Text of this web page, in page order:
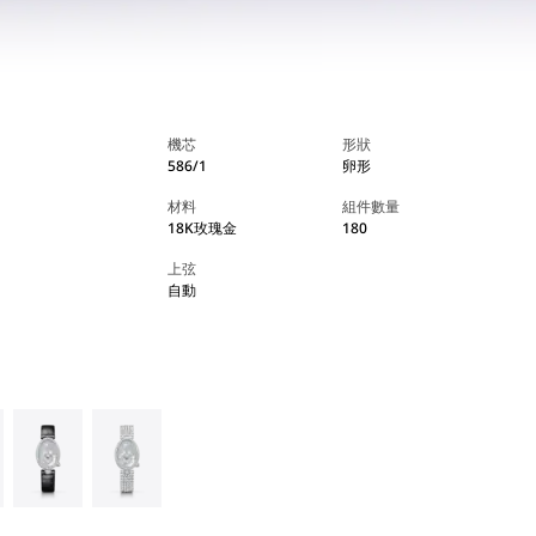
機芯
586/1
形狀
卵形
材料
18K玫瑰金
組件數量
180
上弦
自動